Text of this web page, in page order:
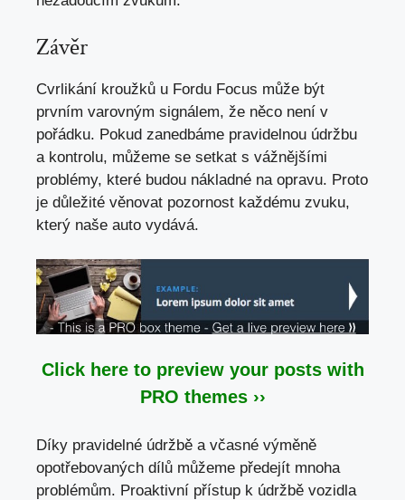
Závěr
Cvrlikání kroužků u Fordu Focus může být
prvním varovným signálem, že něco není v
pořádku. Pokud zanedbáme pravidelnou údržbu
a kontrolu, můžeme se setkat s vážnějšími
problémy, které budou nákladné na opravu. Proto
je důležité věnovat pozornost každému zvuku,
který naše auto vydává.
Click here to preview your posts with
PRO themes ››
Díky pravidelné údržbě a včasné výměně
opotřebovaných dílů můžeme předejít mnoha
problémům. Proaktivní přístup k údržbě vozidla